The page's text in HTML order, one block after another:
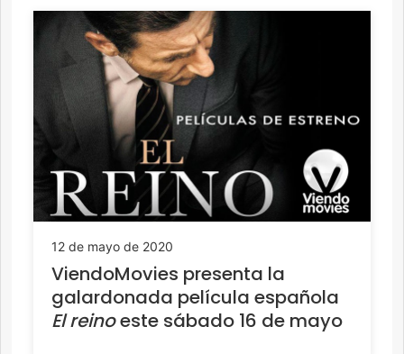
12 de mayo de 2020
ViendoMovies presenta la
galardonada película española
El reinoeste sábado 16 de mayo